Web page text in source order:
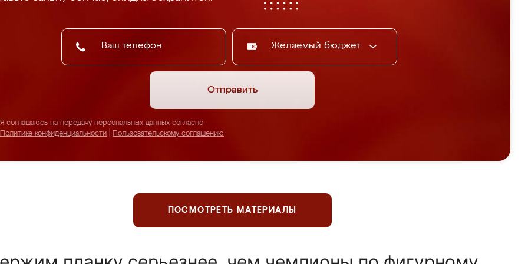
Желаемый бюджет
Отправить
Я соглашаюсь на передачу персональных данных согласно
Политике конфиденциальности
Пользовательскому соглашению
ПОСМОТРЕТЬ МАТЕРИАЛЫ